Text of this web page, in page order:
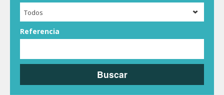
Todos
Referencia
Buscar